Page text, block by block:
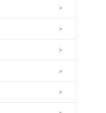
>
>
>
>
>